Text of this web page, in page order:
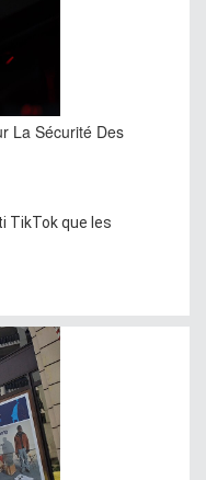
La Sécurité Des
TikTok que les